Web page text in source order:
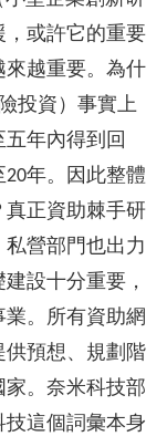
，或許它的重要
來越重要。為什
投資）事實上
年內得到回
年。因此整體
真正資助棘手研
營部門也出力
設十分重要，
。所有資助網
供預想、規劃階
。奈米科技部
這個詞彙本身